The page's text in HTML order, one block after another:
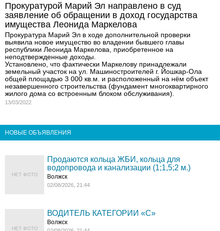
Прокуратурой Марий Эл направлено в суд
заявление об обращении в доход государства
имущества Леонида Маркелова
Прокуратура Марий Эл в ходе дополнительной проверки
выявила новое имущество во владении бывшего главы
республики Леонида Маркелова, приобретенное на
неподтвержденные доходы.
Установлено, что фактически Маркелову принадлежали
земельный участок на ул. Машиностроителей г. Йошкар-Ола
общей площадью 3 000 кв.м. и расположенный на нём объект
незавершенного строительства (фундамент многоквартирного
жилого дома со встроенным блоком обслуживания).
13/03/2022
НОВЫЕ ОБЪЯВЛЕНИЯ
НЕТ ФОТО
Продаются кольца ЖБИ, кольца для
водопровода и канализации (1;1,5;2 м.)
Волжск
02/08/2026, 21:44
НЕТ ФОТО
ВОДИТЕЛЬ КАТЕГОРИИ «C»
Волжск